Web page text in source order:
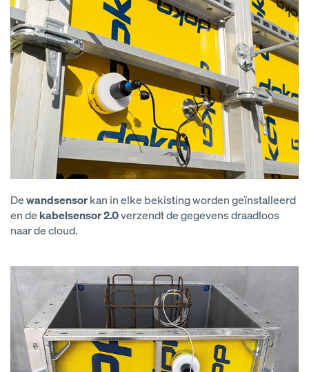
Dewandsensorkan in elke bekisting worden geïnstalleerd
en de kabelsensor 2.0verzendt de gegevens draadloos
naar de cloud.